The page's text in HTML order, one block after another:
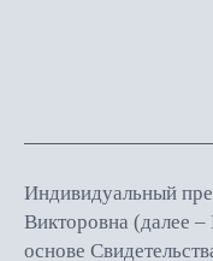
Индивидуальный
Викторовна (далее
основе